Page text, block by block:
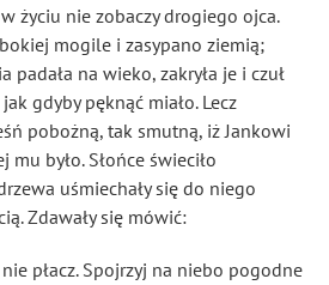
życiu nie zobaczy drogiego ojca.
mogile i zasypano ziemią;
padała na wieko, zakryła je i czuł
gdyby pęknąć miało. Lecz
pobożną, tak smutną, iż Jankowi
mu było. Słońce świeciło
uśmiechały się do niego
Zdawały się mówić:
płacz. Spojrzyj na niebo pogodne